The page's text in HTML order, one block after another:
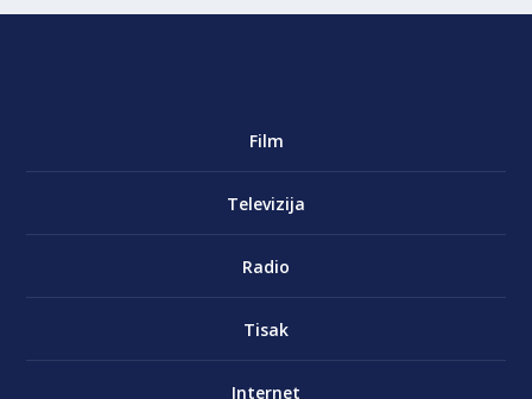
Film
Televizija
Radio
Tisak
Internet